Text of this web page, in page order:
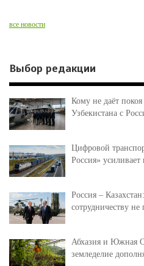
все новости
Выбор редакции
Кому не даёт
Узбекистана с
Цифровой
Россия»
Россия –
сотрудничеству не
Абхазия и Южная
земледелие